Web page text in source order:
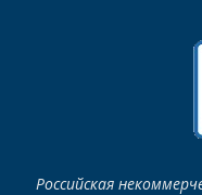
Российская